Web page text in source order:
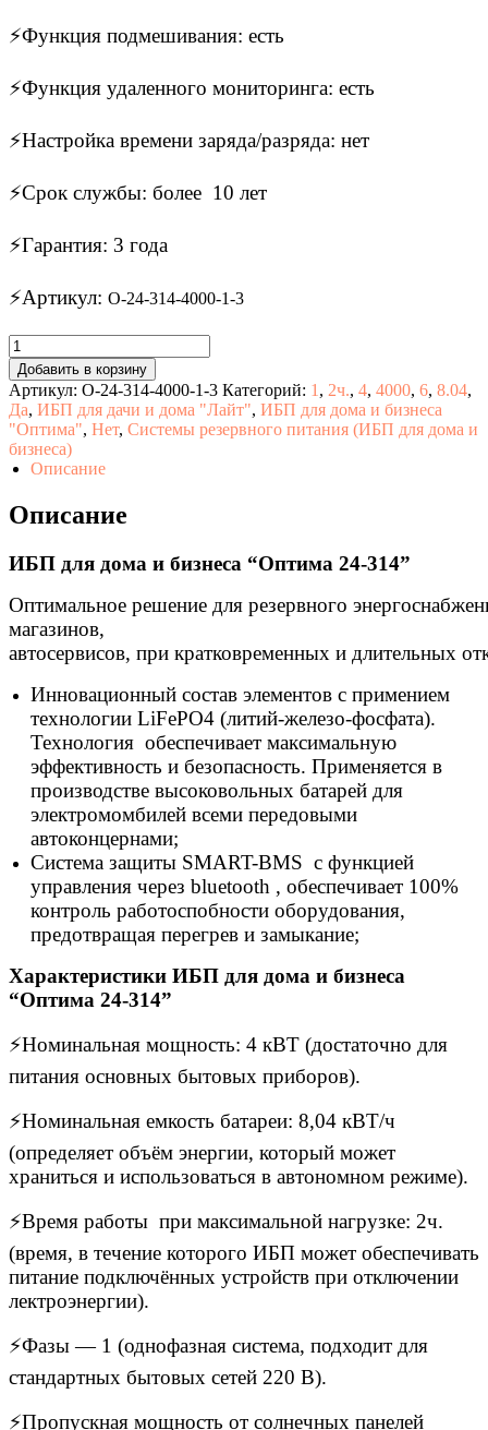
⚡Функция подмешивания: есть
⚡Функция удаленного мониторинга: есть
⚡Настройка времени заряда/разряда: нет
⚡Срок службы: более 10 лет
⚡Гарантия: 3 года
⚡Артикул: О-24-314-4000-1-3
Количество
товара
ИБП
для
дома
и
бизнеса
"Оптима
314"
Добавить в корзину
Артикул: О-24-314-4000-1-3 Категорий: 1 , 2ч., 4, 4000, 6, 8.04,
Да, ИБП для дачи и дома "Лайт", ИБП для дома и бизнеса
"Оптима", Нет, Системы резервного питания (ИБП для дома и
бизнеса)
Описание
Описание
ИБП для дома и бизнеса “Оптима 24-314”
Оптимальное решение для резервного
магазинов,
автосервисов, при кратковременных и длительных
Инновационный состав элементов с примением
технологии LiFePO4 (литий-железо-фосфата).
Технология обеспечивает максимальную
эффективность и безопасность. Применяется в
производcтве высоковольных батарей для
электромомбилей всеми передовыми
автоконцернами;
Система защиты SMART-ВМS c функцией
управления через bluеtооth , обеспечивает 100%
контроль работоспобности оборудования,
предотвращая перегрев и замыкание;
Характеристики ИБП для дома и бизнеса
“Оптима 24-314”
⚡Номинальная мощность: 4 кВТ (достаточно для
питания основных бытовых приборов).
⚡Номинальная емкость батареи: 8,04 кВТ/ч
(определяет объём энергии, который может
храниться и использоваться в автономном режиме).
⚡Время работы при максимальной нагрузке: 2ч.
(время, в течение которого ИБП может обеспечивать
питание подключённых устройств при отключении
лектроэнергии).
⚡Фазы — 1 (однофазная система, подходит для
стандартных бытовых сетей 220 В).
⚡Пропускная мощность от солнечных панелей